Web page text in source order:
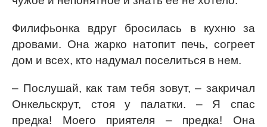
Филифьонка вдруг бросилась в кухню за
дровами. Она жарко натопит печь, согреет
дом и всех, кто надумал поселиться в нем.
– Послушай, как там тебя зовут, – закричал
Онкельскрут, стоя у палатки. – Я спас
предка! Моего приятеля – предка! Она